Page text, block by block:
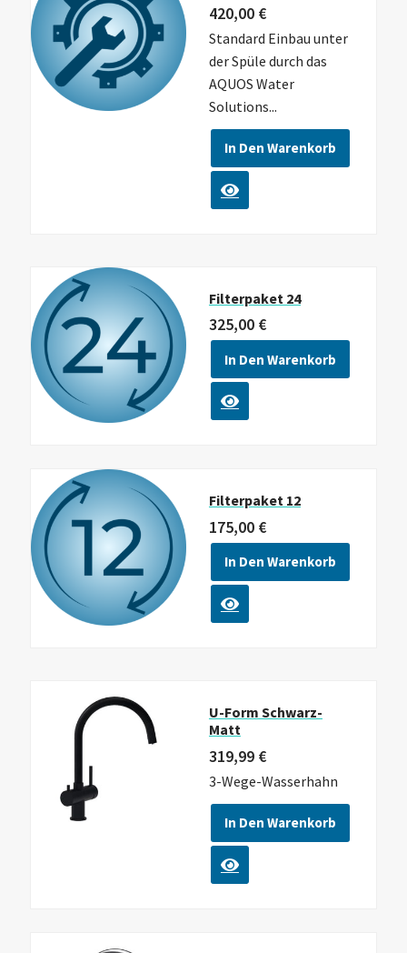
420,00 €
Standard Einbau unter
der Spüle durch das
AQUOS Water
Solutions...
In Den Warenkorb
Filterpaket 24
325,00 €
In Den Warenkorb
Filterpaket 12
175,00 €
In Den Warenkorb
U-Form Schwarz-
Matt
319,99 €
3-Wege-Wasserhahn
In Den Warenkorb